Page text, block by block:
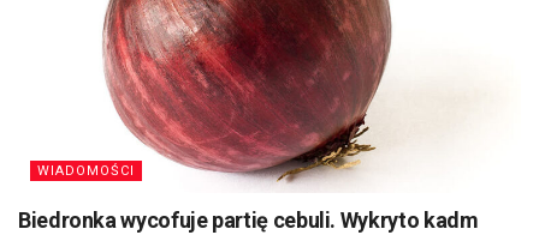
WIADOMOŚCI
Biedronka wycofuje partię cebuli. Wykryto kadm